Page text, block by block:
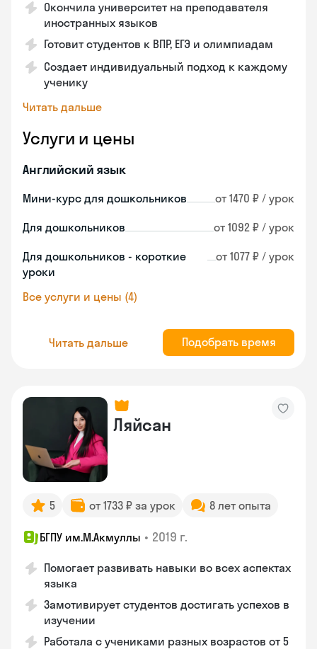
Окончила университет на преподавателя
иностранных языков
Готовит студентов к ВПР, ЕГЭ и олимпиадам
Создает индивидуальный подход к каждому
ученику
Читать дальше
Услуги и цены
Английский язык
Мини-курс для дошкольников от 1470 ₽ / урок
Для дошкольников от 1092 ₽ / урок
Для дошкольников - короткие
уроки
от 1077 ₽ / урок
Все услуги и цены (4)
Читать дальше Подобрать время
Ляйсан
5 от 1733 ₽ за урок 8 лет опыта
БГПУ им.М.Акмуллы • 2019 г.
Помогает развивать навыки во всех аспектах
языка
Замотивирует студентов достигать успехов в
изучении
Работала с учениками разных возрастов от 5